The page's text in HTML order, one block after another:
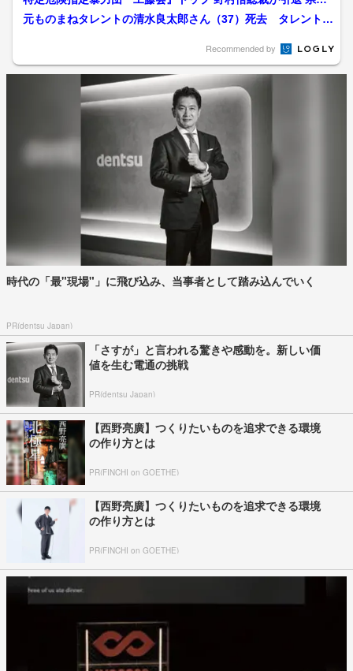
安委員会が公示 工藤会...
元ものまねタレントの清水良太郎さん（37）死去 タレント・
Recommended by
時代の「最"現場"」に飛び込み、当事者として踏み込んでいく
PR(dentsu Japan)
「さすが」と言われる驚きや感動を。新しい価
値を生む電通の挑戦
PR(dentsu Japan)
【西野亮廣】つくりたいものを追求できる環境
の作り方とは
PR(FINCHI on GOETHE)
【西野亮廣】つくりたいものを追求できる環境
の作り方とは
PR(FINCHI on GOETHE)